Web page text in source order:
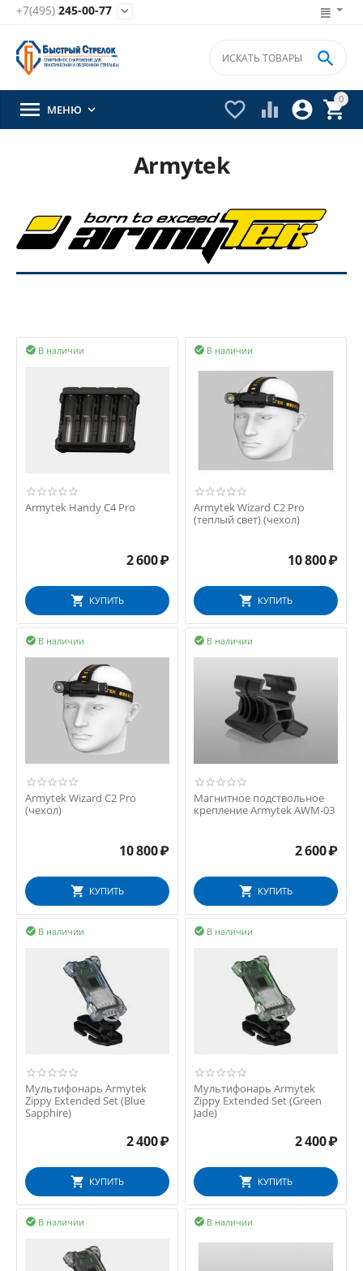
+7(495) 245-00-77 
0


 

 МЕНЮ 
Armytek
В наличии

Armytek Handy C4 Pro
2 600₽
КУПИТЬ
В наличии

Armytek Wizard C2 Pro
(теплый свет) (чехол)
10 800₽
КУПИТЬ
В наличии

Armytek Wizard C2 Pro
(чехол)
10 800₽
КУПИТЬ
В наличии

Магнитное подствольное
крепление Armytek AWM-03
2 600₽
КУПИТЬ
В наличии

Мультифонарь Armytek
Zippy Extended Set (Blue
Sapphire)
2 400₽
КУПИТЬ
В наличии

Мультифонарь Armytek
Zippy Extended Set (Green
Jade)
2 400₽
КУПИТЬ
В наличии
 В наличии
